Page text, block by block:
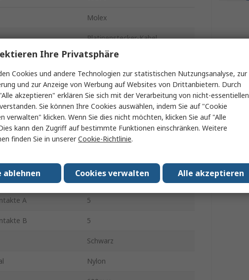
Molex
Platinenstecker-Kabel
Micro-Fit 30
Micro-Fit 30
214752
A Stecker
1
B
A 5
B 5
Schwarz
Nylon
Ihre Privatsphäre
Cookies und andere Technologien zur statistischen Nutzungsanalyse, zur
und zur Anzeige von Werbung auf Websites von Drittanbietern. Durch
akzeptieren" erklären Sie sich mit der Verarbeitung von nicht-essentiellen
Sie können Ihre Cookies auswählen, indem Sie auf "Cookie
verwalten" klicken. Wenn Sie dies nicht möchten, klicken Sie auf "Alle
kann den Zugriff auf bestimmte Funktionen einschränken. Weitere
finden Sie in unsererCookie-Richtlinie.
Alle akzeptieren
Cookies verwalten
ablehnen